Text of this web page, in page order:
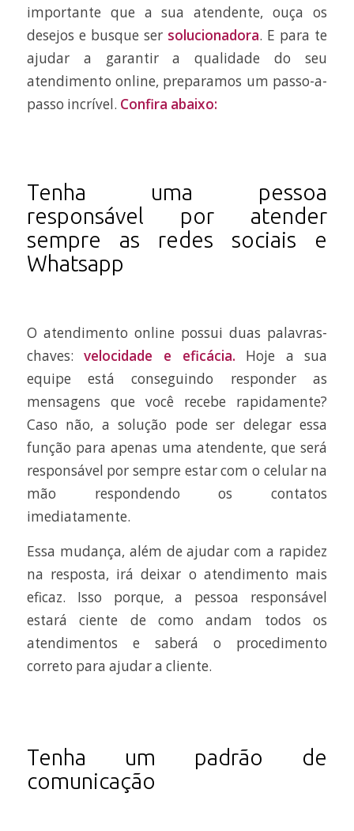
importante que a sua atendente, ouça os
desejos e busque ser solucionadora. E para te
ajudar a garantir a qualidade do seu
atendimento online, preparamos um passo-a-
passo incrível. Confira abaixo:
Tenha uma pessoa
responsável por atender
sempre as redes sociais e
Whatsapp
O atendimento online possui duas palavras-
chaves:velocidade e eficácia. Hoje a sua
equipe está conseguindo responder as
mensagens que você recebe rapidamente?
Caso não, a solução pode ser delegar essa
função para apenas uma atendente, que será
responsável por sempre estar com o celular na
mão respondendo os contatos
imediatamente.
Essa mudança, além de ajudar com a rapidez
na resposta, irá deixar o atendimento mais
eficaz. Isso porque, a pessoa responsável
estará ciente de como andam todos os
atendimentos e saberá o procedimento
correto para ajudar a cliente.
Tenha um padrão de
comunicação